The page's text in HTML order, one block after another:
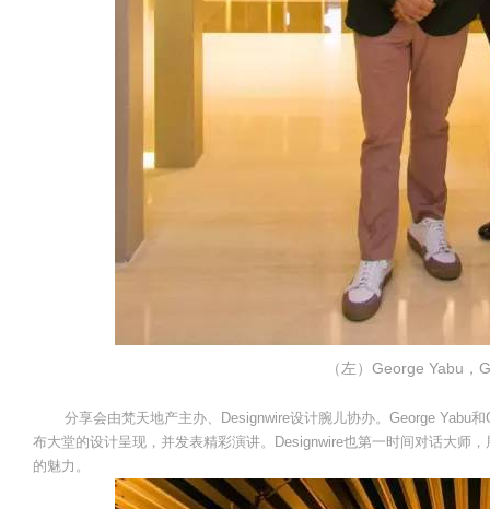
（左）George Yabu，
分享会由梵天地产主办、Designwire设计腕儿协办。George Yabu和
布大堂的设计呈现，并发表精彩演讲。Designwire也第一时间对话大师
的魅力。